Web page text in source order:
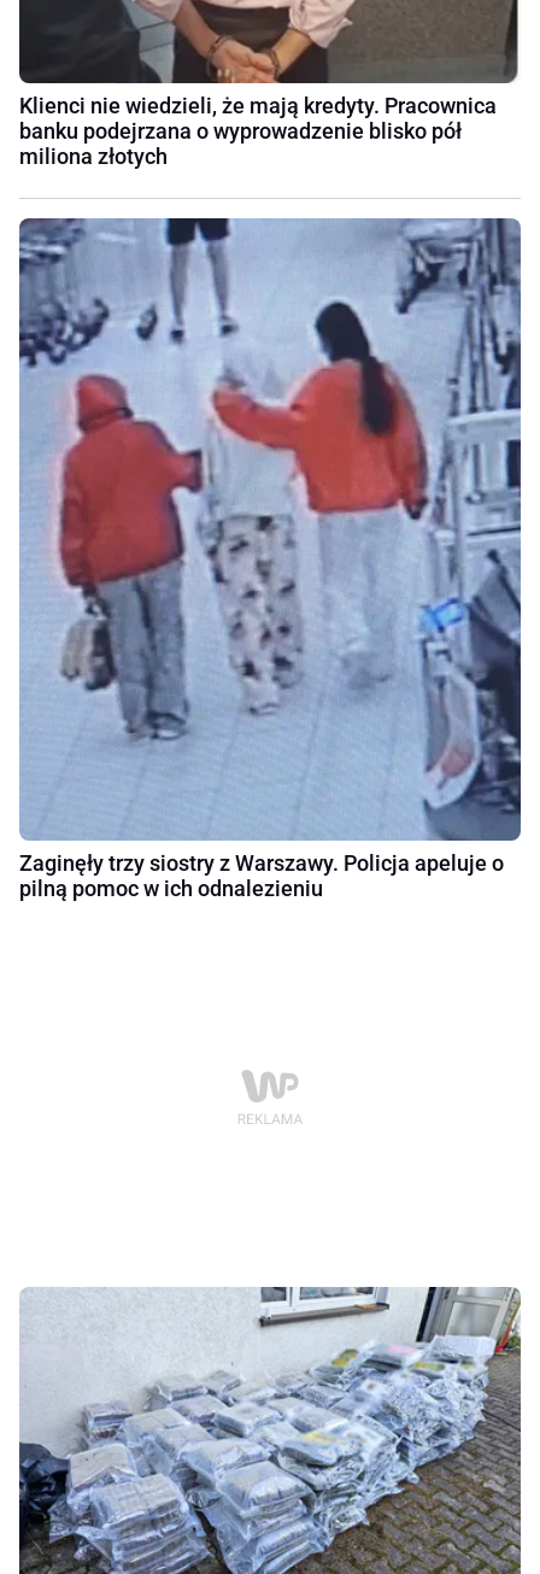
Klienci nie wiedzieli, że mają kredyty. Pracownica
banku podejrzana o wyprowadzenie blisko pół
miliona złotych
Zaginęły trzy siostry z Warszawy. Policja apeluje o
pilną pomoc w ich odnalezieniu